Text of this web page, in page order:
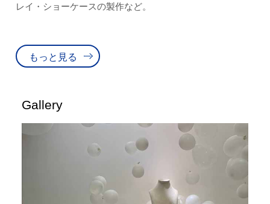
レイ・ショーケースの製作など。
もっと見る
Gallery